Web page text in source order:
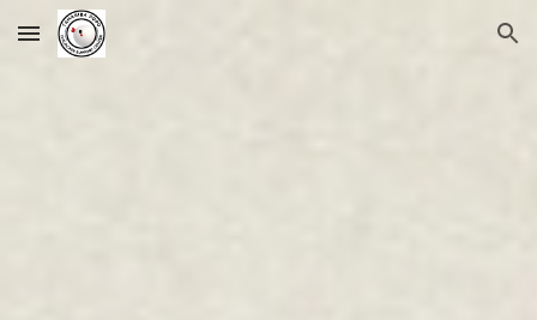
Skip to main content Skip to navigation